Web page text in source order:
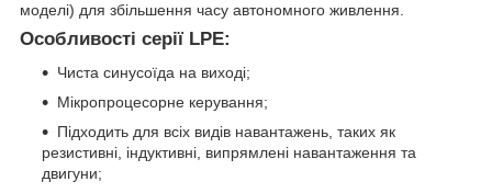
моделі) для збільшення часу автономного живлення.
Особливості серії LPE:
Чиста синусоїда на виході;
Мікропроцесорне керування;
Підходить для всіх видів навантажень, таких як
резистивні, індуктивні, випрямлені навантаження та
двигуни;